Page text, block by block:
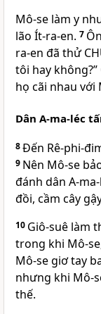
Mô-se làm y
lão Ít-ra-en. 7
ra-en đã thử
tôi hay
họ cãi nhau với
Dân A-ma-léc
8Đến Rê-phi-
9 Nên Mô-se
đánh dân A-
đồi, cầm cây
10 Giô-suê làm
trong khi Mô-
Mô-se giơ tay
nhưng khi Mô-
thế.